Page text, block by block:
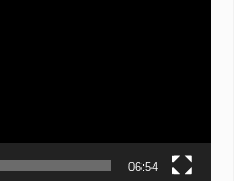
06:54